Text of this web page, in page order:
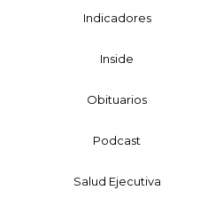
Indicadores
Inside
Obituarios
Podcast
Salud Ejecutiva